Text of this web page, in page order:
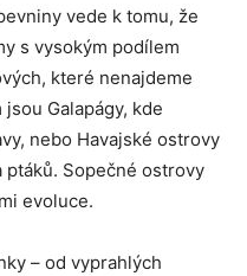
vede k tomu, že
s vysokým podílem
které nenajdeme
Galapágy, kde
nebo Havajské ostrovy
Sopečné ostrovy
evoluce.
– od vyprahlých